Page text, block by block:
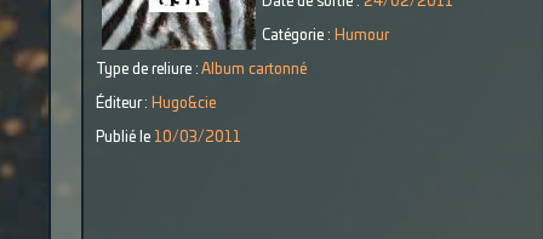
Catégorie : Humour
Type de reliure : Album cartonné
Éditeur : Hugo&cie
Publié le 10/03/2011